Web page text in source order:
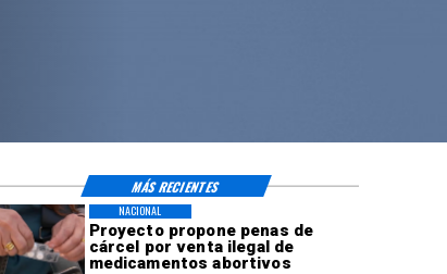
Proyecto propone penas de
cárcel por venta ilegal de
medicamentos abortivos
NACIONAL
MÁS RECIENTES